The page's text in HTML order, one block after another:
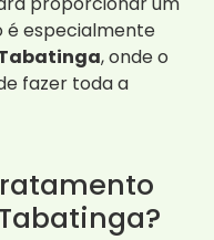
é especialmente
, onde o
fazer toda a